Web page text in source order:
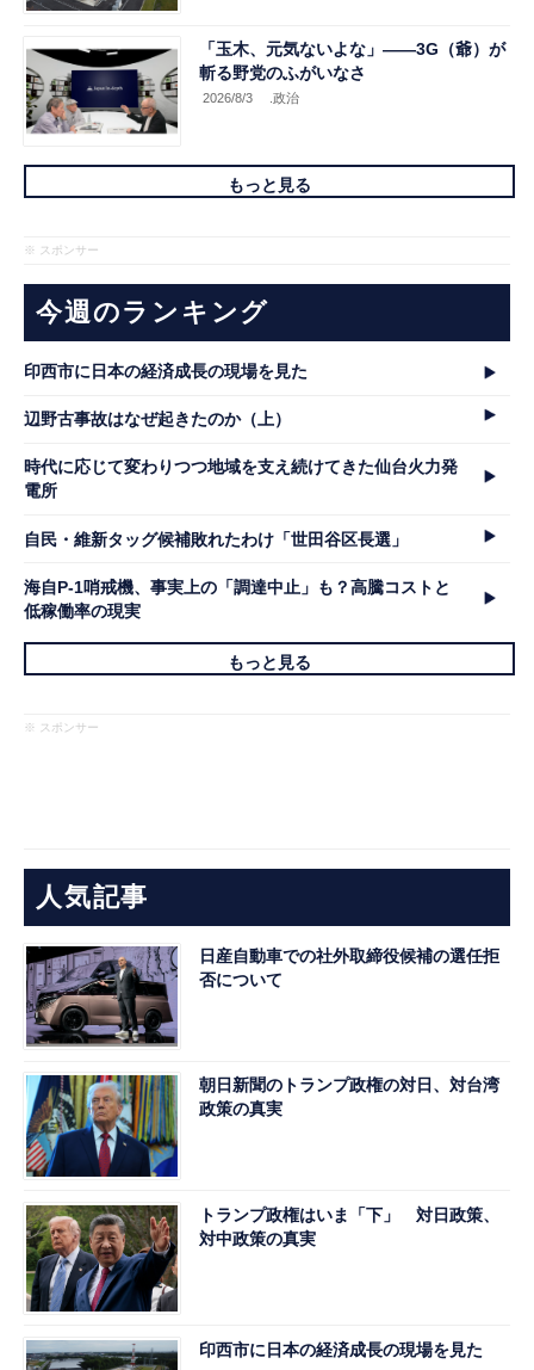
「玉木、元気ないよな」――3G（爺）が
斬る野党のふがいなさ
2026/8/3 .政治
もっと見る
※ スポンサー
今週のランキング
印西市に日本の経済成長の現場を見た
辺野古事故はなぜ起きたのか（上）
時代に応じて変わりつつ地域を支え続けてきた仙台火力発
電所
自民・維新タッグ候補敗れたわけ「世田谷区長選」
海自P-1哨戒機、事実上の「調達中止」も？高騰コストと
低稼働率の現実
もっと見る
※ スポンサー
人気記事
日産自動車での社外取締役候補の選任拒
否について
朝日新聞のトランプ政権の対日、対台湾
政策の真実
トランプ政権はいま「下」 対日政策、
対中政策の真実
印西市に日本の経済成長の現場を見た